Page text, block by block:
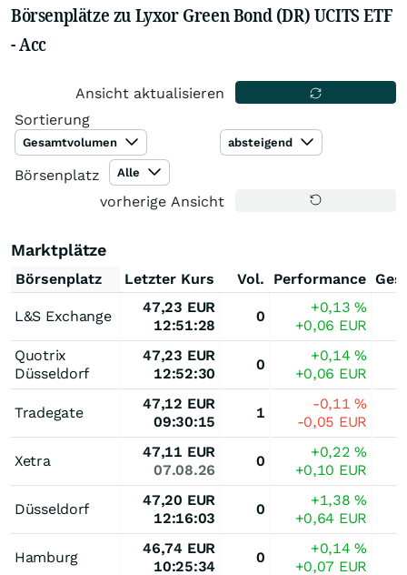
Börsenplätze zu Lyxor Green Bond (DR) UCITS ETF
- Acc
Ansicht aktualisieren
Sortierung
Gesamtvolumen absteigend
Börsenplatz Alle
vorherige Ansicht
Marktplätze
Börsenplatz Letzter Kurs Vol. Performance
L&S Exchange
47,23 EUR
12:51:28
0
+0,13%
+0,06 EUR
Quotrix
Düsseldorf
47,23 EUR
12:52:30
0
+0,14%
+0,06 EUR
Tradegate
47,12 EUR
09:30:15
1
-0,11%
-0,05 EUR
Xetra
47,11 EUR
07.08.26
0
+0,22%
+0,10 EUR
Düsseldorf
47,20 EUR
12:16:03
0
+1,38%
+0,64 EUR
Hamburg
46,74 EUR
10:25:34
0
+0,14%
+0,07 EUR